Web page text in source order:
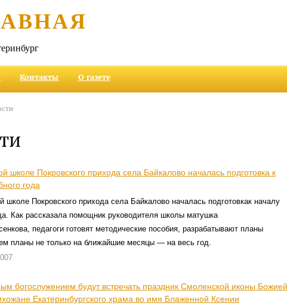
Контакты О газете
школе Покровского прихода села Байкалово началась подготовка к
года
школе Покровского прихода села Байкалово началась подготовкак началу
Как рассказала помощник руководителя школы матушка
педагоги готовят методические пособия, разрабатывают планы
планы не только на ближайшие месяцы — на весь год.
богослужением будут встречать праздник Смоленской иконы Божией
Екатеринбургского храма во имя Блаженной Ксении